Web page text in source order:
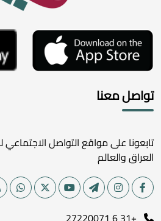
تواصل معنا
تابعونا على مواقع التواصل الاجتماعي
العراق والعالم